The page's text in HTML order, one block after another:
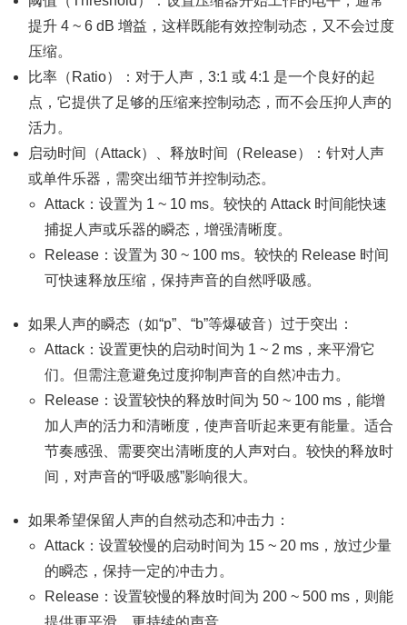
提升 4 ~ 6 dB 增益，这样既能有效控制动态，又不会过度
压缩。
比率（Ratio）：对于人声，3:1 或 4:1 是一个良好的起
点，它提供了足够的压缩来控制动态，而不会压抑人声的
活力。
启动时间（Attack）、释放时间（Release）：针对人声
或单件乐器，需突出细节并控制动态。
Attack：设置为 1 ~ 10 ms。较快的 Attack 时间能快速
捕捉人声或乐器的瞬态，增强清晰度。
Release：设置为 30 ~ 100 ms。较快的 Release 时间
可快速释放压缩，保持声音的自然呼吸感。
如果人声的瞬态（如“p”、“b”等爆破音）过于突出：
Attack：设置更快的启动时间为 1 ~ 2 ms，来平滑它
们。但需注意避免过度抑制声音的自然冲击力。
Release：设置较快的释放时间为 50 ~ 100 ms，能增
加人声的活力和清晰度，使声音听起来更有能量。适合
节奏感强、需要突出清晰度的人声对白。较快的释放时
间，对声音的“呼吸感”影响很大。
如果希望保留人声的自然动态和冲击力：
Attack：设置较慢的启动时间为 15 ~ 20 ms，放过少量
的瞬态，保持一定的冲击力。
Release：设置较慢的释放时间为 200 ~ 500 ms，则能
提供更平滑、更持续的声音。